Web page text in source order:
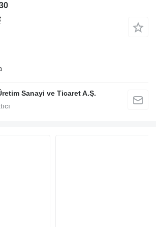
Sanayi ve Ticaret A.Ş.